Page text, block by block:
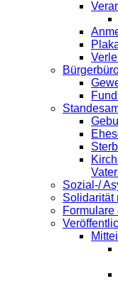
Sozial-/
Solidarität
Formulare